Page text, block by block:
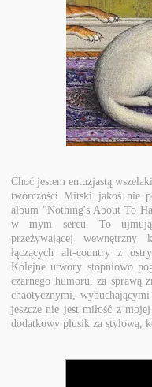
Choć jestem entuzjastą
twórczości Mitski jakoś nie
album "Nothing's About To
w mym sercu. To
przeżywającej
łączących alt-country z
Kolejne utwory stopniowo
czarnego humoru, za sprawą
chaotycznymi,
jeszcze nie jest miłość z
dodatkowy plusik za stylową,